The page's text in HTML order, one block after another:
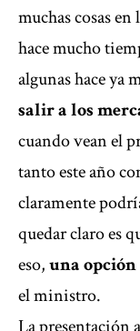
muchas cosas
hace mucho
algunas hace ya
salir a los
cuando vean el
tanto este año
claramente
quedar claro es
eso,una opción
el ministro.